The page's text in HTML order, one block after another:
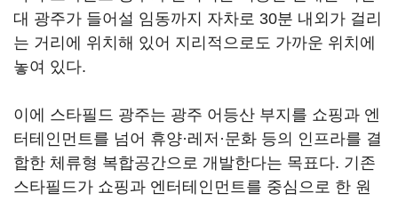
대 광주가 들어설 임동까지 자차로 30분 내외가 걸리
는 거리에 위치해 있어 지리적으로도 가까운 위치에
놓여 있다.
이에 스타필드 광주는 광주 어등산 부지를 쇼핑과 엔
터테인먼트를 넘어 휴양·레저·문화 등의 인프라를 결
합한 체류형 복합공간으로 개발한다는 목표다. 기존
스타필드가 쇼핑과 엔터테인먼트를 중심으로 한 원